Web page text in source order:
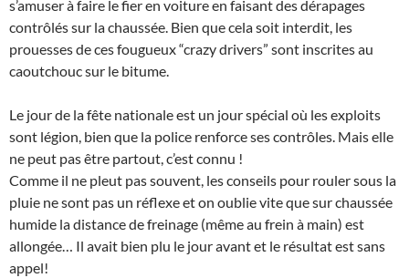
s’amuser à faire le fier en voiture en faisant des dérapages
contrôlés sur la chaussée. Bien que cela soit interdit, les
prouesses de ces fougueux “crazy drivers” sont inscrites au
caoutchouc sur le bitume.
Le jour de la fête nationale est un jour spécial où les exploits
sont légion, bien que la police renforce ses contrôles. Mais elle
ne peut pas être partout, c’est connu !
Comme il ne pleut pas souvent, les conseils pour rouler sous la
pluie ne sont pas un réflexe et on oublie vite que sur chaussée
humide la distance de freinage (même au frein à main) est
allongée… Il avait bien plu le jour avant et le résultat est sans
appel!